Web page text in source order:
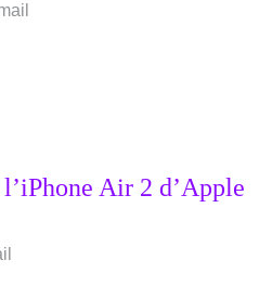
Air 2 d’Apple